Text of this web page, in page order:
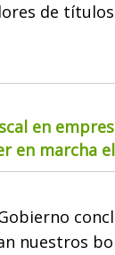
de
en
en marcha
nuestros